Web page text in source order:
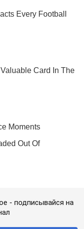
- подписывайся на